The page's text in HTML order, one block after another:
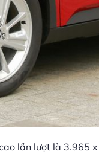
lần lượt là 3.965